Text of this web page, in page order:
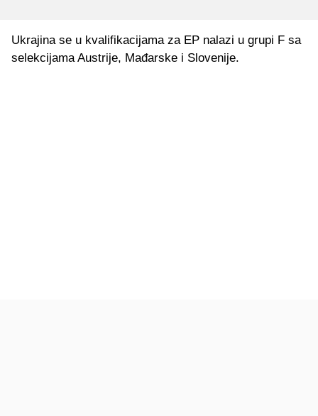
Ukrajina se u kvalifikacijama za EP nalazi u grupi F sa
selekcijama Austrije, Mađarske i Slovenije.